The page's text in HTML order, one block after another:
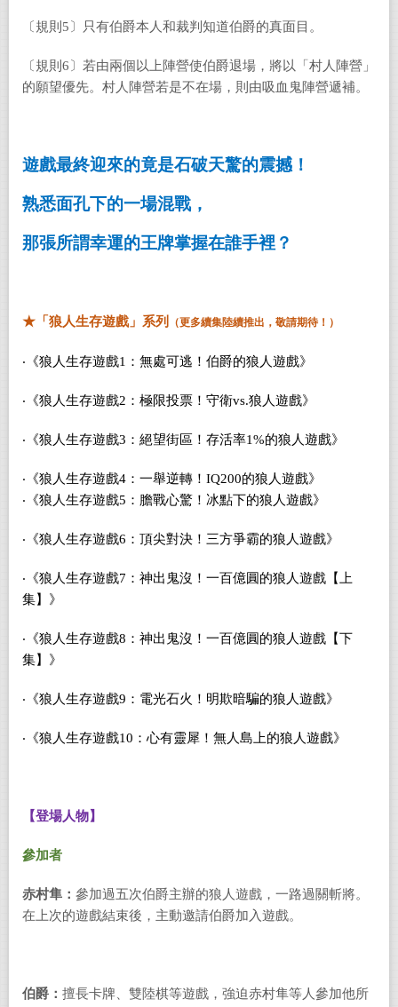
〔規則5〕只有伯爵本人和裁判知道伯爵的真面目。
〔規則6〕若由兩個以上陣營使伯爵退場，將以「村人陣營」
的願望優先。村人陣營若是不在場，則由吸血鬼陣營遞補。
遊戲最終迎來的竟是石破天驚的震撼！
熟悉面孔下的一場混戰，
那張所謂幸運的王牌掌握在誰手裡？
★ 「狼人生存遊戲」系列 （更多續集陸續推出，敬請期待！）
‧《狼人生存遊戲1 ：無處可逃！伯爵的狼人遊戲》
‧《狼人生存遊戲2 ：極限投票！守衛vs.狼人遊戲》
‧《狼人生存遊戲3 ：絕望街區！存活率1%的狼人遊戲》
‧《狼人生存遊戲4 ：一舉逆轉！ IQ200的狼人遊戲》
‧《狼人生存遊戲5 ：膽戰心驚！冰點下的狼人遊戲》
‧《狼人生存遊戲6 ：頂尖對決！三方爭霸的狼人遊戲》
‧《狼人生存遊戲7 ：神出鬼沒！一百億圓的狼人遊戲【上
集】》
‧《狼人生存遊戲8 ：神出鬼沒！一百億圓的狼人遊戲【下
集】》
‧《狼人生存遊戲9 ：電光石火！明欺暗騙的狼人遊戲》
‧《狼人生存遊戲10 ：心有靈犀！無人島上的狼人遊戲》
【登場人物】
參加者
赤村隼： 參加過五次伯爵主辦的狼人遊戲，一路過關斬將。
在上次的遊戲結束後，主動邀請伯爵加入遊戲。
伯爵： 擅長卡牌、雙陸棋等遊戲，強迫赤村隼等人參加他所